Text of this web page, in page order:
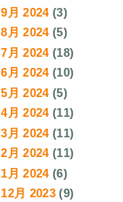
9月 2024(3)
8月 2024(5)
7月 2024(18)
6月 2024(10)
5月 2024(5)
4月 2024(11)
3月 2024(11)
2月 2024(11)
1月 2024(6)
12月 2023 (9)